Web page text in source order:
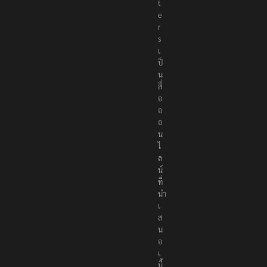
t
e
r
s
เ
ป็
น
สื่
อ
อ
อ
น
ไ
ล
น์
ที่
นำ
เ
ส
น
อ
เ
นื้